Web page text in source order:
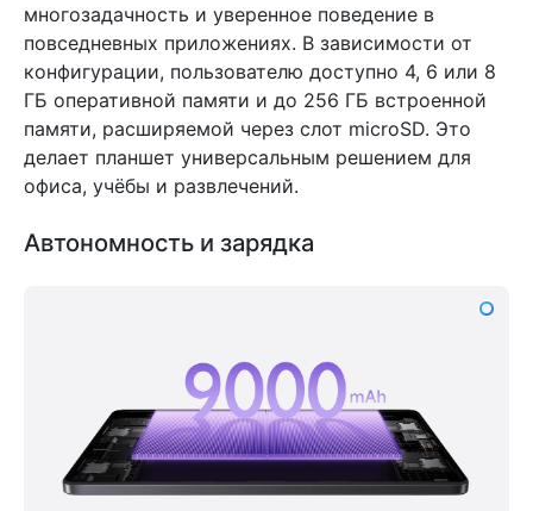
многозадачность и уверенное поведение в
повседневных приложениях. В зависимости от
конфигурации, пользователю доступно 4, 6 или 8
ГБ оперативной памяти и до 256 ГБ встроенной
памяти, расширяемой через слот microSD. Это
делает планшет универсальным решением для
офиса, учёбы и развлечений.
Автономность и зарядка